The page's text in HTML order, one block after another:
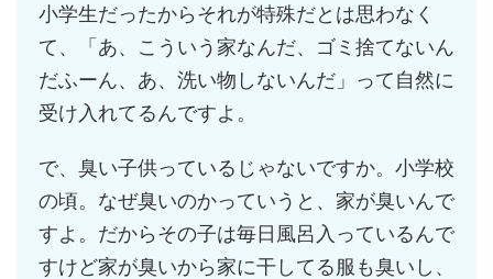
小学生だったからそれが特殊だとは思わなく
て、「あ、こういう家なんだ、ゴミ捨てないん
だふーん、あ、洗い物しないんだ」って自然に
受け入れてるんですよ。
で、臭い子供っているじゃないですか。小学校
の頃。なぜ臭いのかっていうと、家が臭いんで
すよ。だからその子は毎日風呂入っているんで
すけど家が臭いから家に干してる服も臭いし、